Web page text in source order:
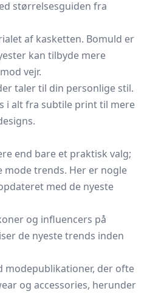
størrelsesguiden fra
af kasketten. Bomuld er
kan tilbyde mere
vejr.
taler til din personlige stil.
i alt fra subtile print til mere
end bare et praktisk valg;
mode trends. Her er nogle
med de nyeste
og influencers på
de nyeste trends inden
modepublikationer, der ofte
og accessories, herunder